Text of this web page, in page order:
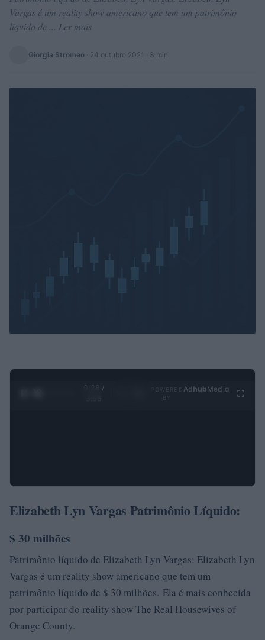
Vargas é um reality show americano que tem um patrimônio
líquido de ... Ler mais
Giorgia Stromeo · 24 outubro 2021 · 3 min
0:28 /
Ad hubMedia
Elizabeth Lyn Vargas Patrimônio Líquido:
$ 30 milhões
Patrimônio líquido de Elizabeth Lyn Vargas: Elizabeth Lyn
Vargas é um reality show americano que tem um
patrimônio líquido de $ 30 milhões. Ela é mais conhecida
por participar do reality show The Real Housewives of
Orange County.